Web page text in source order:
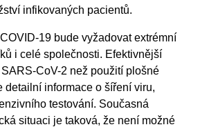
infikovaných pacientů.
19 bude vyžadovat extrémní
i celé společnosti. Efektivnější
CoV-2 než použití plošné
detailní informace o šíření viru,
testování. Současná
situaci je taková, že není možné